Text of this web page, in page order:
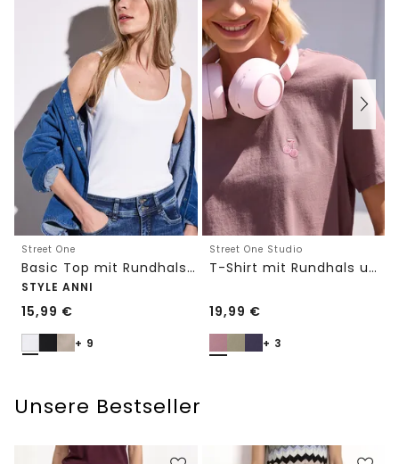
Street One
Basic Top mit Rundhals in Unifarbe
STYLE ANNI
15,99 €
+ 9
Street One Studio
T-Shirt mit Rundhals und Embroidery-Detail
19,99 €
+ 3
Unsere Bestseller